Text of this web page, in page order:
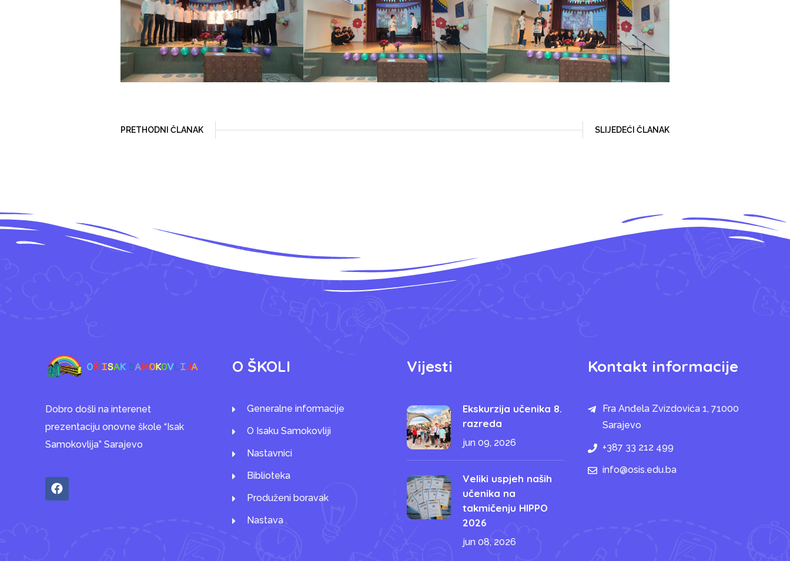
PRETHODNI ČLANAK SLIJEDEĆI ČLANAK
Dobro došli na interenet
prezentaciju onovne škole “Isak
Samokovlija” Sarajevo
O ŠKOLI
Generalne informacije
O Isaku Samokovliji
Nastavnici
Biblioteka
Produženi boravak
Nastava
Vijesti
Ekskurzija učenika 8.
razreda
jun 09, 2026
Veliki uspjeh naših
učenika na
takmičenju HIPPO
2026
jun 08, 2026
Kontakt informacije
Fra Anđela Zvizdovića 1, 71000
Sarajevo
+387 33 212 499
info@osis.edu.ba